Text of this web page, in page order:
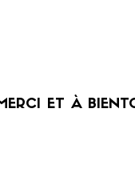
ET À